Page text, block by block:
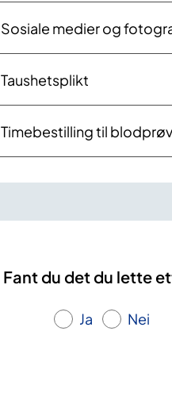
Sosiale medier og
Taushetsplikt
Timebestilling til
Fant du det du lette
Ja Nei